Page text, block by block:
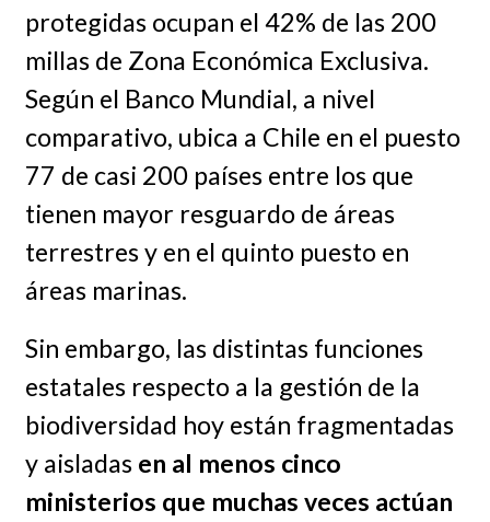
protegidas ocupan el 42% de las 200
millas de Zona Económica Exclusiva.
Según el Banco Mundial, a nivel
comparativo, ubica a Chile en el puesto
77 de casi 200 países entre los que
tienen mayor resguardo de áreas
terrestres y en el quinto puesto en
áreas marinas.
Sin embargo, las distintas funciones
estatales respecto a la gestión de la
biodiversidad hoy están fragmentadas
y aisladas en al menos cinco
ministerios que muchas veces actúan